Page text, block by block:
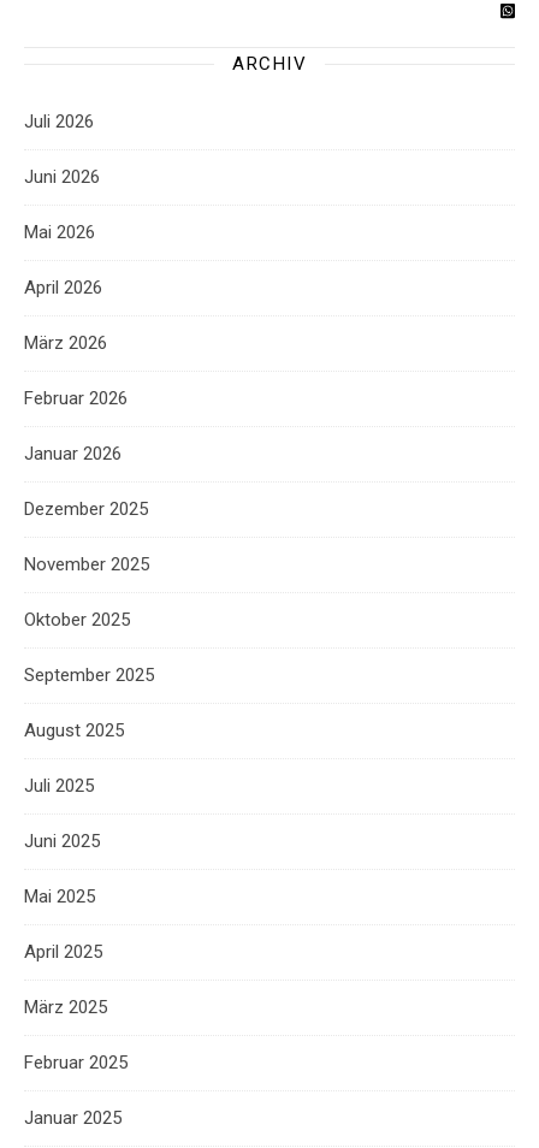
ARCHIV
Juli 2026
Juni 2026
Mai 2026
April 2026
März 2026
Februar 2026
Januar 2026
Dezember 2025
November 2025
Oktober 2025
September 2025
August 2025
Juli 2025
Juni 2025
Mai 2025
April 2025
März 2025
Februar 2025
Januar 2025